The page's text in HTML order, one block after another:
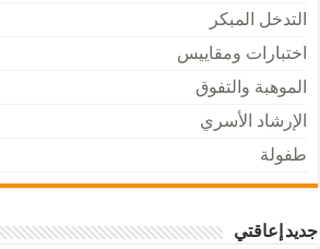
التدخل المبكر
اختبارات ومقاييس
الموهبة والتفوق
الإرشاد الأسري
طفولة
جديد إعاقتي